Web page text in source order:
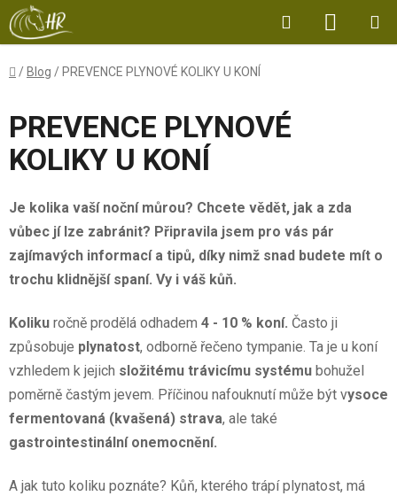
Přejít
na
obsah
Hledat
KOŠÍK
Domů
/ Blog / PREVENCE PLYNOVÉ KOLIKY U KONÍ
PREVENCE PLYNOVÉ
KOLIKY U KONÍ
Je kolika vaší noční můrou? Chcete vědět, jak a zda
vůbec jí lze zabránit? Připravila jsem pro vás pár
zajímavých informací a tipů, díky nimž snad budete mít o
trochu klidnější spaní. Vy i váš kůň.
Koliku ročně prodělá odhadem 4 - 10 % koní. Často ji
způsobuje plynatost, odborně řečeno tympanie. Ta je u koní
vzhledem k jejich složitému trávicímu systému bohužel
poměrně častým jevem. Příčinou nafouknutí může být vysoce
fermentovaná (kvašená) strava, ale také
gastrointestinální onemocnění.
A jak tuto koliku poznáte? Kůň, kterého trápí plynatost, má